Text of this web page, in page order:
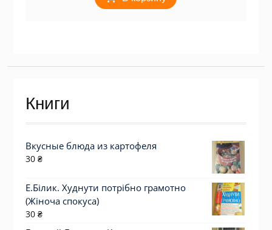
Книги
Вкусные блюда из картофеля
30 ₴
Е.Білик. Худнути потрібно грамотно
(Жіноча спокуса)
30 ₴